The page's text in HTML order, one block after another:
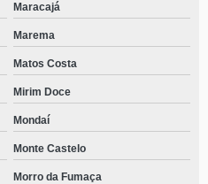
Maracajá
Marema
Matos Costa
Mirim Doce
Mondaí
Monte Castelo
Morro da Fumaça